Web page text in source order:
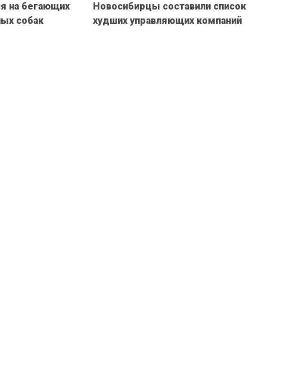
на бегающих
собак
Новосибирцы составили список
худших управляющих компаний